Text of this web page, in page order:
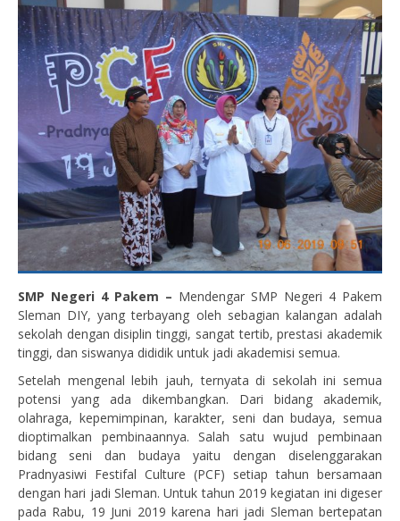
SMP Negeri 4 Pakem – Mendengar SMP Negeri 4 Pakem
Sleman DIY, yang terbayang oleh sebagian kalangan adalah
sekolah dengan disiplin tinggi, sangat tertib, prestasi akademik
tinggi, dan siswanya dididik untuk jadi akademisi semua.
Setelah mengenal lebih jauh, ternyata di sekolah ini semua
potensi yang ada dikembangkan. Dari bidang akademik,
olahraga, kepemimpinan, karakter, seni dan budaya, semua
dioptimalkan pembinaannya. Salah satu wujud pembinaan
bidang seni dan budaya yaitu dengan diselenggarakan
Pradnyasiwi Festifal Culture (PCF) setiap tahun bersamaan
dengan hari jadi Sleman. Untuk tahun 2019 kegiatan ini digeser
pada Rabu, 19 Juni 2019 karena hari jadi Sleman bertepatan